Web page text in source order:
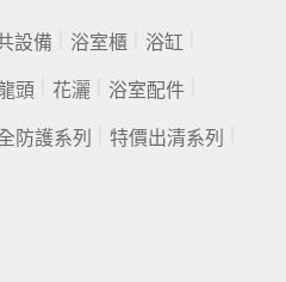
設備 浴室櫃 浴缸
頭 花灑 浴室配件
防護系列 特價出清系列